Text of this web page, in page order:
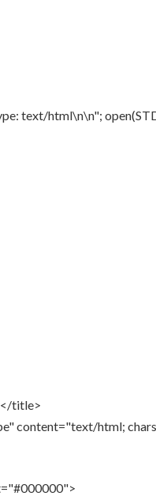
text/html\n\n";
title>
content="text/html;